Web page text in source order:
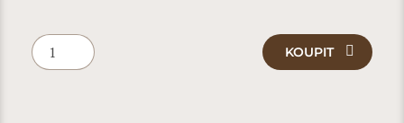
KOUPIT